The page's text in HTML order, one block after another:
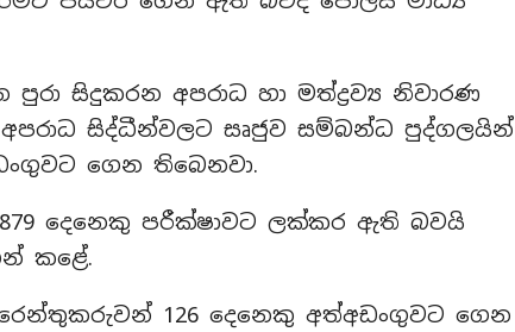
සිදුකරන අපරාධ හා මත්ද්‍රව්‍ය නිවාරණ
සිද්ධීන්වලට සෘජුව සම්බන්ධ පුද්ගලයින්
ගෙන තිබෙනවා.
දෙනෙකු පරීක්ෂාවට ලක්කර ඇති බවයි
කළේ.
126 දෙනෙකු අත්අඩංගුවට ගෙන